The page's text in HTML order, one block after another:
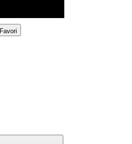
Favori